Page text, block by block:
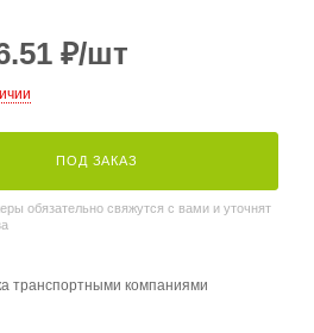
₽/шт
ПОД ЗАКАЗ
обязательно свяжутся с вами и уточнят
транспортными компаниями